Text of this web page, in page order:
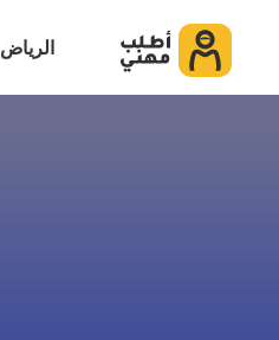
الرياض